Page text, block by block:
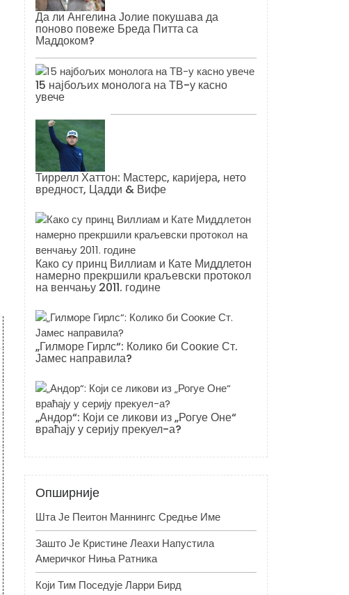
Да ли Ангелина Јолие покушава да
поново повеже Бреда Питта са
Маддоком?
15 најбољих монолога на ТВ-у касно
увече
Тиррелл Хаттон: Мастерс, каријера, нето
вредност, Цадди & Вифе
Како су принц Виллиам и Кате Миддлетон
намерно прекршили краљевски протокол
на венчању 2011. године
„Гилморе Гирлс“: Колико би Соокие Ст.
Јамес направила?
„Андор“: Који се ликови из „Рогуе Оне“
враћају у серију прекуел-а?
Опширније
Шта Је Пеитон Маннингс Средње Име
Зашто Је Кристине Леахи Напустила
Америчког Ниња Ратника
Који Тим Поседује Ларри Бирд